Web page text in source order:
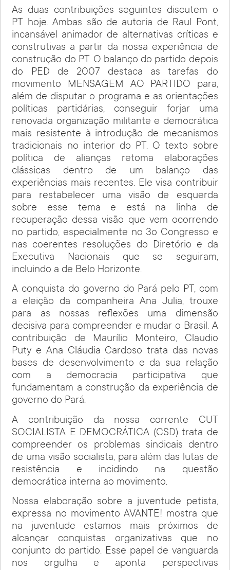
As duas contribuições seguintes discutem o
PT hoje. Ambas são de autoria de Raul Pont,
incansável animador de alternativas críticas e
construtivas a partir da nossa experiência de
construção do PT. O balanço do partido depois
do PED de 2007 destaca as tarefas do
movimento MENSAGEM AO PARTIDO para,
além de disputar o programa e as orientações
políticas partidárias, conseguir forjar uma
renovada organização militante e democrática
mais resistente à introdução de mecanismos
tradicionais no interior do PT. O texto sobre
política de alianças retoma elaborações
clássicas dentro de um balanço das
experiências mais recentes. Ele visa contribuir
para restabelecer uma visão de esquerda
sobre esse tema e está na linha de
recuperação dessa visão que vem ocorrendo
no partido, especialmente no 3o Congresso e
nas coerentes resoluções do Diretório e da
Executiva Nacionais que se seguiram,
incluindo a de Belo Horizonte.
A conquista do governo do Pará pelo PT, com
a eleição da companheira Ana Julia, trouxe
para as nossas reflexões uma dimensão
decisiva para compreender e mudar o Brasil. A
contribuição de Maurílio Monteiro, Claudio
Puty e Ana Cláudia Cardoso trata das novas
bases de desenvolvimento e da sua relação
com a democracia participativa que
fundamentam a construção da experiência de
governo do Pará.
A contribuição da nossa corrente CUT
SOCIALISTA E DEMOCRÁTICA (CSD) trata de
compreender os problemas sindicais dentro
de uma visão socialista, para além das lutas de
resistência e incidindo na questão
democrática interna ao movimento.
Nossa elaboração sobre a juventude petista,
expressa no movimento AVANTE! mostra que
na juventude estamos mais próximos de
alcançar conquistas organizativas que no
conjunto do partido. Esse papel de vanguarda
nos orgulha e aponta perspectivas